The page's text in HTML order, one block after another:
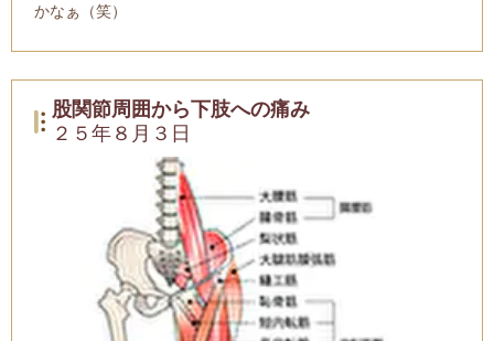
かなぁ（笑）
股関節周囲から下肢への痛み
２５年８月３日